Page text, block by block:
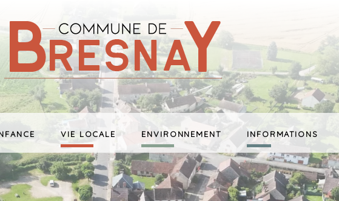
VIE LOCALE ENVIRONNEMENT INFORMATIONS